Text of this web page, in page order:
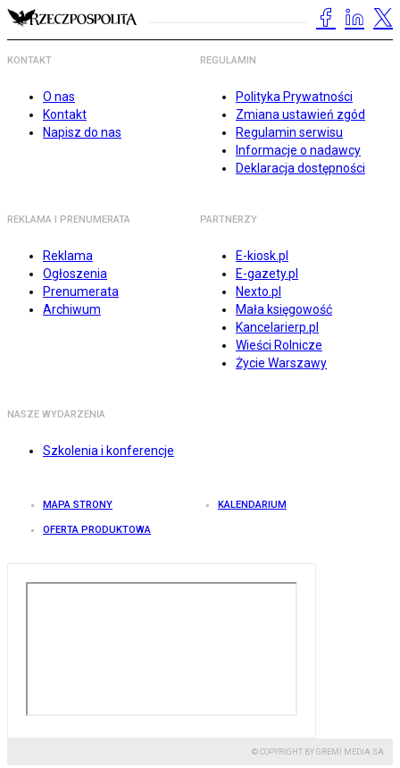
KONTAKT
O nas
Kontakt
Napisz do nas
REGULAMIN
Polityka Prywatności
Zmiana ustawień zgód
Regulamin serwisu
Informacje o nadawcy
Deklaracja dostępności
REKLAMA I PRENUMERATA
Reklama
Ogłoszenia
Prenumerata
Archiwum
PARTNERZY
E-kiosk.pl
E-gazety.pl
Nexto.pl
Mała księgowość
Kancelarierp.pl
Wieści Rolnicze
Życie Warszawy
NASZE WYDARZENIA
Szkolenia i konferencje
MAPA STRONY KALENDARIUM
OFERTA PRODUKTOWA
© COPYRIGHT BY GREMI MEDIA SA